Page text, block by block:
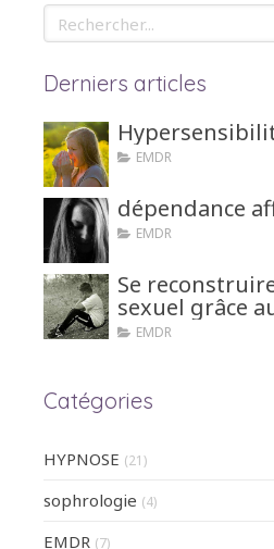
Rechercher
Derniers articles
EMDR
dépendance
EMDR
Se
sexuel grâce
d'hypnose ou
EMDR
Catégories
HYPNOSE (21)
sophrologie (4)
EMDR (7)